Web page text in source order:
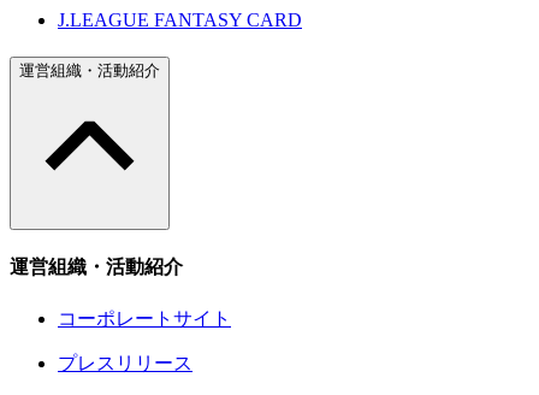
J.LEAGUE FANTASY CARD
運営組織・活動紹介
運営組織・活動紹介
コーポレートサイト
プレスリリース